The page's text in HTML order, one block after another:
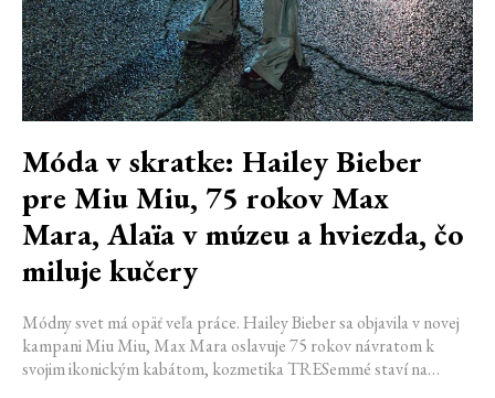
Móda v skratke: Hailey Bieber
pre Miu Miu, 75 rokov Max
Mara, Alaïa v múzeu a hviezda, čo
miluje kučery
Módny svet má opäť veľa práce. Hailey Bieber sa objavila v novej
kampani Miu Miu, Max Mara oslavuje 75 rokov návratom k
svojim ikonickým kabátom, kozmetika TRESemmé staví na